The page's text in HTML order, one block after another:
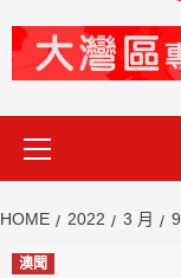
HOME 2022 3 月 9
澳聞